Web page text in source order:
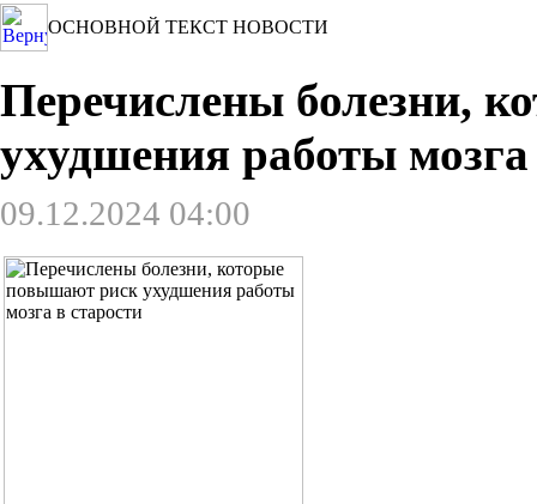
ОСНОВНОЙ ТЕКСТ НОВОСТИ
Перечислены болезни,
ухудшения работы мозга
09.12.2024 04:00